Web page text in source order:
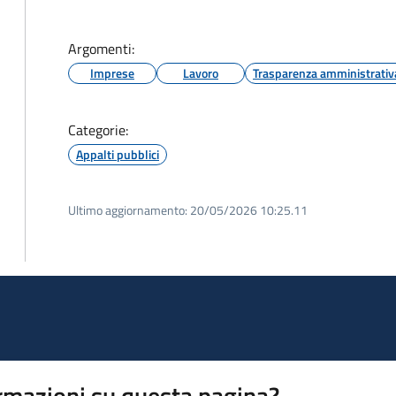
Argomenti:
Imprese Lavoro Trasparenza
Categorie:
Appalti pubblici
Ultimo aggiornamento: 20/05/2026 10:25.11